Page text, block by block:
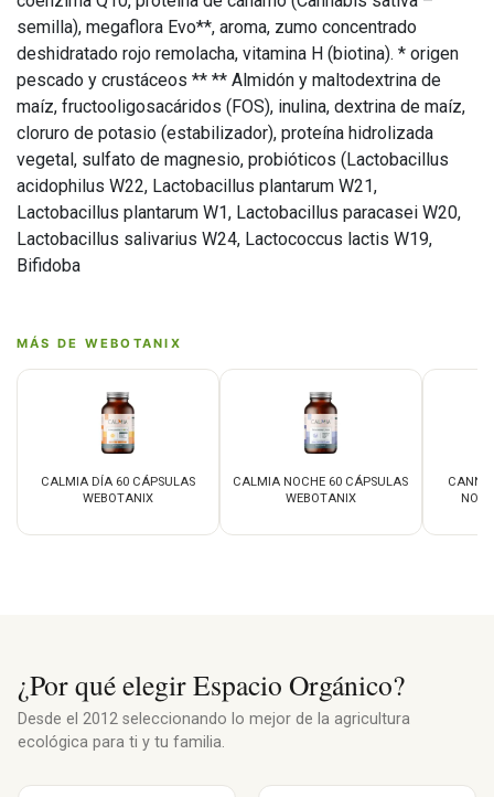
semilla), megaflora Evo**, aroma, zumo concentrado
deshidratado rojo remolacha, vitamina H (biotina). * origen
pescado y crustáceos ** ** Almidón y maltodextrina de
maíz, fructooligosacáridos (FOS), inulina, dextrina de maíz,
cloruro de potasio (estabilizador), proteína hidrolizada
vegetal, sulfato de magnesio, probióticos (Lactobacillus
acidophilus W22, Lactobacillus plantarum W21,
Lactobacillus plantarum W1, Lactobacillus paracasei W20,
Lactobacillus salivarius W24, Lactococcus lactis W19,
Bifidoba
MÁS DE WEBOTANIX
CALMIA DÍA 60 CÁPSULAS
WEBOTANIX
CALMIA NOCHE 60 CÁPSULAS
WEBOTANIX
¿Por qué elegir Espacio Orgánico?
Desde el 2012 seleccionando lo mejor de la agricultura
ecológica para ti y tu familia.